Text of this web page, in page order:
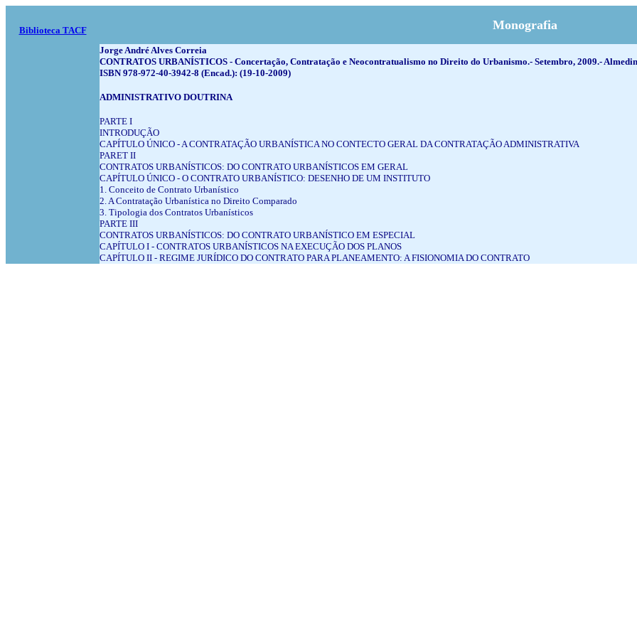
Biblioteca TACF Monografia
Jorge André Alves Correia
CONTRATOS URBANÍSTICOS - Concertação, Contratação e Neocontratualismo no Direito do Urbanismo.- Setembro, 2009.-
ISBN 978-972-40-3942-8 (Encad.): (19-10-2009)
ADMINISTRATIVO DOUTRINA
PARTE I
INTRODUÇÃO
CAPÍTULO ÚNICO - A CONTRATAÇÃO URBANÍSTICA NO CONTECTO GERAL DA CONTRATAÇÃO ADMINISTRATIVA
PARET II
CONTRATOS URBANÍSTICOS: DO CONTRATO URBANÍSTICOS EM GERAL
CAPÍTULO ÚNICO - O CONTRATO URBANÍSTICO: DESENHO DE UM INSTITUTO
1. Conceito de Contrato Urbanístico
2. A Contratação Urbanística no Direito Comparado
3. Tipologia dos Contratos Urbanísticos
PARTE III
CONTRATOS URBANÍSTICOS: DO CONTRATO URBANÍSTICO EM ESPECIAL
CAPÍTULO I - CONTRATOS URBANÍSTICOS NA EXECUÇÃO DOS PLANOS
CAPÍTULO II - REGIME JURÍDICO DO CONTRATO PARA PLANEAMENTO: A FISIONOMIA DO CONTRATO